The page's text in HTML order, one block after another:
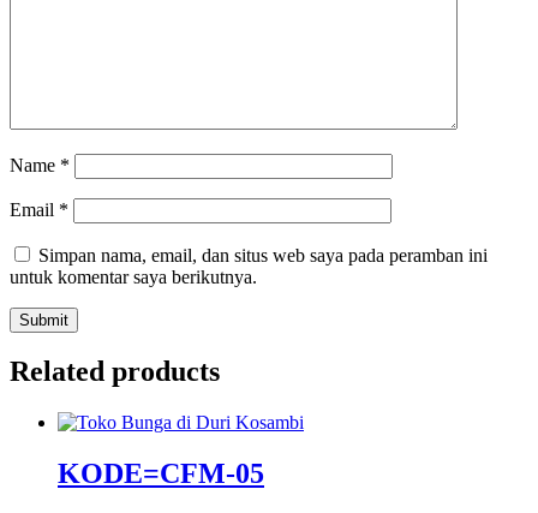
Name *
Email *
Simpan nama, email, dan situs web saya pada peramban ini
untuk komentar saya berikutnya.
Related products
KODE=CFM-05